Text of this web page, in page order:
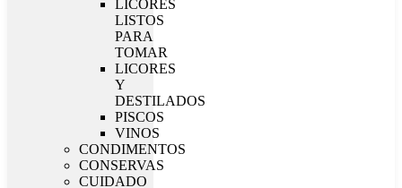
LICORES
LISTOS
PARA
TOMAR
LICORES
Y
DESTILADOS
PISCOS
VINOS
CONDIMENTOS
CONSERVAS
CUIDADO